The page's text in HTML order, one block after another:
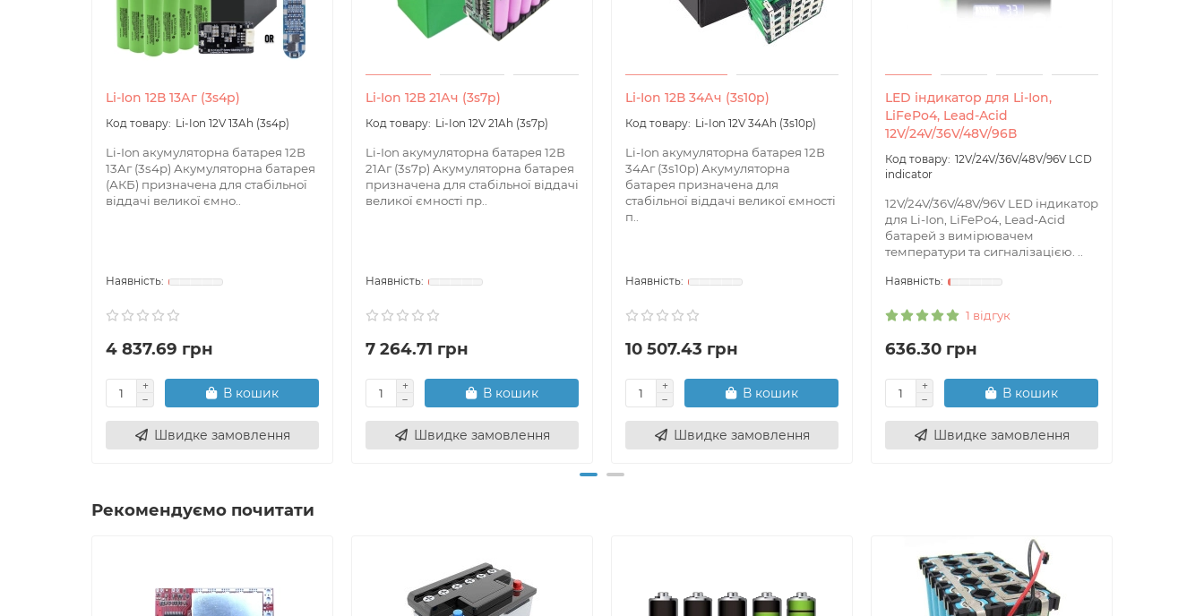
Li-Ion 12В 13Аг (3s4p)
Li-Ion 12V 13Ah (3s4p)
Li-Ion акумуляторна батарея 12В
13Аг (3s4p) Акумуляторна батарея
(АКБ) призначена для стабільної
віддачі великої ємно..
4 837.69 грн
В кошик
Швидке замовлення
Li-Ion 12В 21Ач (3s7p)
Li-Ion 12V 21Ah (3s7p)
Li-Ion акумуляторна батарея 12В
21Аг (3s7p) Акумуляторна батарея
призначена для стабільної віддачі
великої ємності пр..
7 264.71 грн
В кошик
Швидке замовлення
Li-Ion 12В 34Ач (3s10p)
Li-Ion 12V 34Ah (3s10p)
Li-Ion акумуляторна батарея 12В
34Аг (3s10p) Акумуляторна
батарея призначена для
стабільної віддачі великої ємності
п..
10 507.43 грн
В кошик
Швидке замовлення
LED індикатор для Li-Ion,
LiFePo4, Lead-Acid
12V/24V/36V/48V/96В
12V/24V/36V/48V/96V LCD
indicator
12V/24V/36V/48V/96V LED індикатор
для Li-Ion, LiFePo4, Lead-Acid
батарей з вимірювачем
температури та сигналізацією. ..
1 відгук
636.30 грн
В кошик
Швидке замовлення
Рекомендуємо почитати